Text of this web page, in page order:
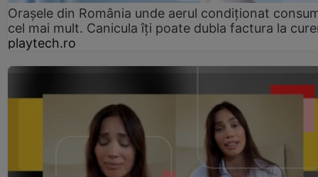
Orașele din România unde aerul condiționat
cel mai mult. Canicula îți poate dubla factura la
playtech.ro